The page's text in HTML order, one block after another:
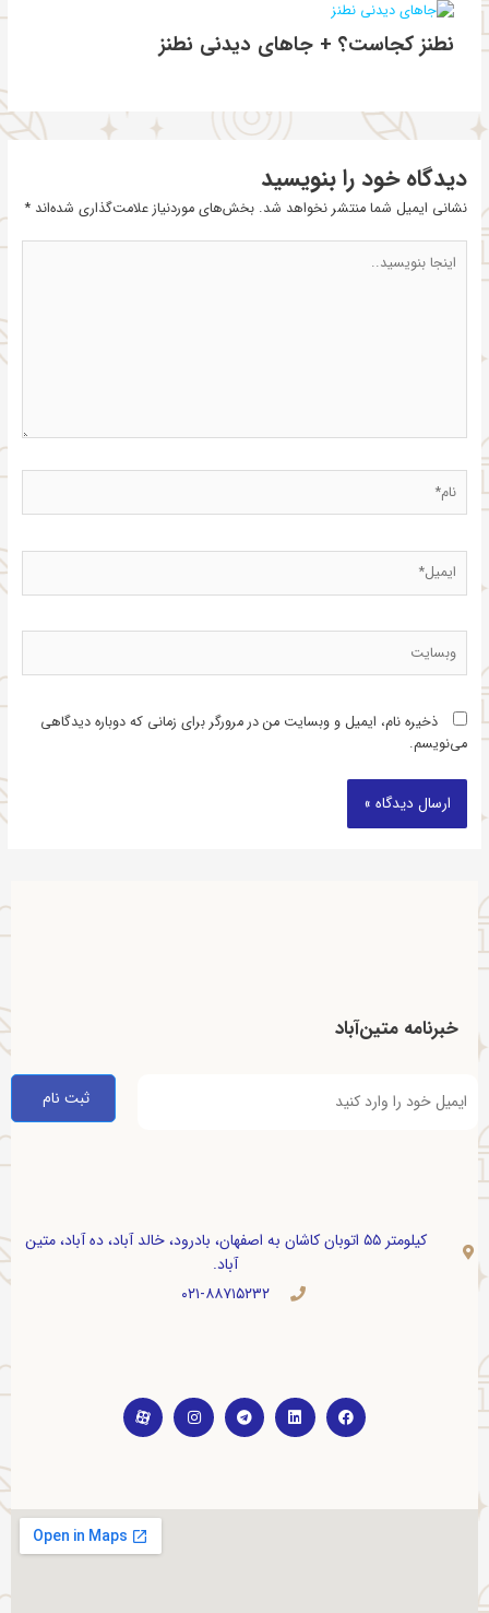
نطنز کجاست؟ + جاهای دیدنی نطنز
دیدگاه‌ خود را بنویسید
نشانی ایمیل شما منتشر نخواهد شد. بخش‌های موردنیاز علامت‌گذاری شده‌اند *
ذخیره نام، ایمیل و وبسایت من در مرورگر برای زمانی که دوباره دیدگاهی
می‌نویسم.
خبرنامه متین‌آباد
کیلومتر ۵۵ اتوبان کاشان به اصفهان، بادرود، خالد آباد، ده آباد، متین
آباد.
۰۲۱-۸۸۷۱۵۲۳۲